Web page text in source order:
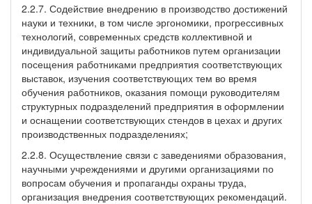
2.2.7. Содействие внедрению в производство достижений
науки и техники, в том числе эргономики, прогрессивных
технологий, современных средств коллективной и
индивидуальной защиты работников путем организации
посещения работниками предприятия соответствующих
выставок, изучения соответствующих тем во время
обучения работников, оказания помощи руководителям
структурных подразделений предприятия в оформлении
и оснащении соответствующих стендов в цехах и других
производственных подразделениях;
2.2.8. Осуществление связи с заведениями образования,
научными учреждениями и другими организациями по
вопросам обучения и пропаганды охраны труда,
организация внедрения соответствующих рекомендаций.